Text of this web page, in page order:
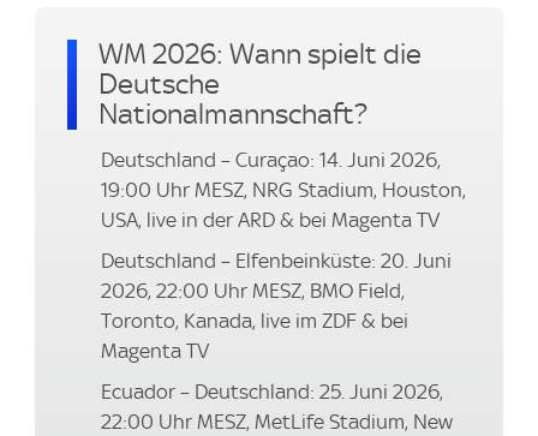
WM 2026: Wann spielt die
Deutsche
Nationalmannschaft?
Deutschland – Curaçao: 14. Juni 2026,
19:00 Uhr MESZ, NRG Stadium, Houston,
USA, live in der ARD & bei Magenta TV
Deutschland – Elfenbeinküste: 20. Juni
2026, 22:00 Uhr MESZ, BMO Field,
Toronto, Kanada, live im ZDF & bei
Magenta TV
Ecuador – Deutschland: 25. Juni 2026,
22:00 Uhr MESZ, MetLife Stadium, New